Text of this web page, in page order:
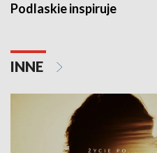
Podlaskie inspiruje
INNE